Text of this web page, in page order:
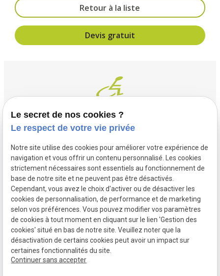
Retour à la liste
Devis gratuit
Contact
03 20 32 97 37
flandremedical@gmail.com
1 Place Saint Piat
59113 SECLIN
Horaires
Lundi - Vendredi
09:00 - 12:00 et 14:00 - 18:30
Mentions
Politique de
Le secret de nos cookies ?
Le respect de votre vie privée
Notre site utilise des cookies pour améliorer votre expérience de
navigation et vous offrir un contenu personnalisé. Les cookies
strictement nécessaires sont essentiels au fonctionnement de
base de notre site et ne peuvent pas être désactivés.
Cependant, vous avez le choix d'activer ou de désactiver les
cookies de personnalisation, de performance et de marketing
selon vos préférences. Vous pouvez modifier vos paramètres
de cookies à tout moment en cliquant sur le lien 'Gestion des
cookies' situé en bas de notre site. Veuillez noter que la
désactivation de certains cookies peut avoir un impact sur
certaines fonctionnalités du site.
Continuer sans accepter